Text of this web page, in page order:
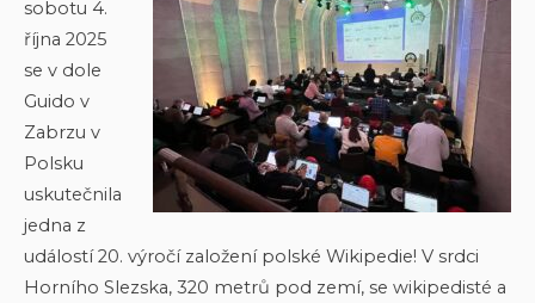
sobotu 4.
října 2025
se v dole
Guido v
Zabrzu v
Polsku
uskutečnila
jedna z
událostí 20. výročí založení polské Wikipedie! V srdci
Horního Slezska, 320 metrů pod zemí, se wikipedisté a